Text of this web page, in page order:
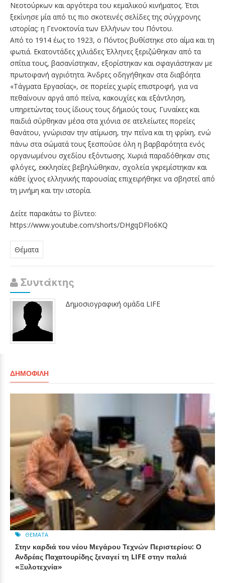
Νεοτούρκων και αργότερα του κεμαλικού κινήματος. Έτσι
ξεκίνησε μία από τις πιο σκοτεινές σελίδες της σύγχρονης
ιστορίας: η Γενοκτονία των Ελλήνων του Πόντου.
Από το 1914 έως το 1923, ο Πόντος βυθίστηκε στο αίμα και τη
φωτιά. Εκατοντάδες χιλιάδες Έλληνες ξεριζώθηκαν από τα
σπίτια τους, βασανίστηκαν, εξορίστηκαν και σφαγιάστηκαν με
πρωτοφανή αγριότητα. Άνδρες οδηγήθηκαν στα διαβόητα
«Τάγματα Εργασίας», σε πορείες χωρίς επιστροφή, για να
πεθαίνουν αργά από πείνα, κακουχίες και εξάντληση,
υπηρετώντας τους ίδιους τους δήμιούς τους. Γυναίκες και
παιδιά σύρθηκαν μέσα στα χιόνια σε ατελείωτες πορείες
θανάτου, γνώρισαν την ατίμωση, την πείνα και τη φρίκη, ενώ
πάνω στα σώματά τους ξεσπούσε όλη η βαρβαρότητα ενός
οργανωμένου σχεδίου εξόντωσης. Χωριά παραδόθηκαν στις
φλόγες, εκκλησίες βεβηλώθηκαν, σχολεία γκρεμίστηκαν και
κάθε ίχνος ελληνικής παρουσίας επιχειρήθηκε να σβηστεί από
τη μνήμη και την ιστορία.
Δείτε παρακάτω το βίντεο:
https://www.youtube.com/shorts/DHgqDFlo6KQ
Θέματα
Συντάκτης
Δημοσιογραφική ομάδα LIFE
ΔΗΜΟΦΙΛΉ
ΘΈΜΑΤΑ
Στην καρδιά του νέου Μεγάρου Τεχνών Περιστερίου: Ο
Ανδρέας Παχατουρίδης ξεναγεί τη LIFE στην παλιά
«Ξυλοτεχνία»